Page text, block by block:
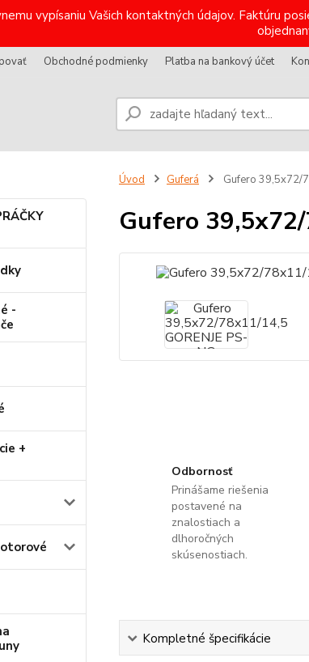
vypísaniu Vašich kontaktných údajov. Faktúru
Obchodné podmienky Platba na bankový účet
-
+
Úvod Guferá Gufero 39,5x72/
Gufero 39,5x72/
Odbornosť
Prinášame riešenia
postavené na
znalostiach a
dlhoročných
skúsenostiach.
Kompletné špecifikácie